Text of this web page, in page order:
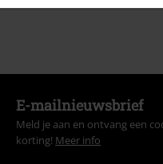
E-mailnieuwsbrief
Meld je aan en ontvang een
korting! Meer info